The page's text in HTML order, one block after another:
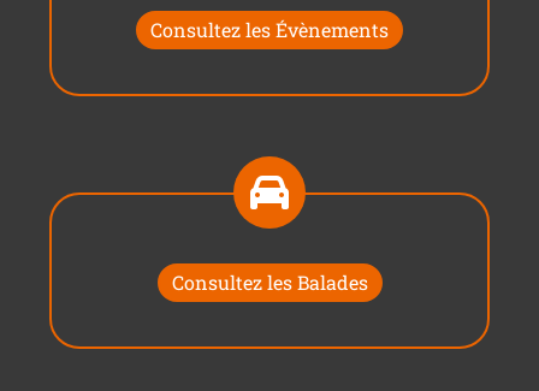
Consultez les Évènements
Consultez les Balades